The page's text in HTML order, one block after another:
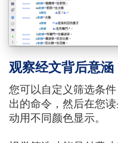
观察经文背后意涵
您可以自定义筛选条
出的命令，然后在您
动用不同颜色显示。